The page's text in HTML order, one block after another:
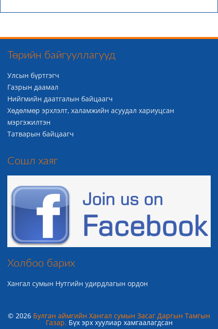
Төрийн байгууллагууд
Улсын бүртгэгч
Газрын даамал
Нийгмийн даатгалын байцаагч
Хөдөлмөр эрхлэлт, халамжийн асуудал хариуцсан
мэргэжилтэн
Татварын байцаагч
Сошл хаяг
Холбоо барих
Хангал сумын Нутгийн удирдлагын ордон
© 2026 Булган аймгийн Хангал сумын Засаг Даргын Тамгын
Газар. Бүх эрх хуулиар хамгаалагдсан